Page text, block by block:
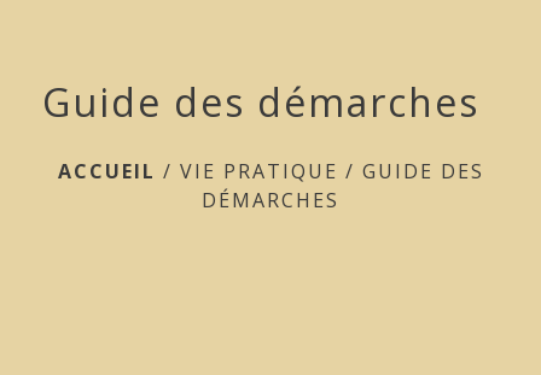
Guide des démarches
ACCUEIL / VIE PRATIQUE / GUIDE DES
DÉMARCHES